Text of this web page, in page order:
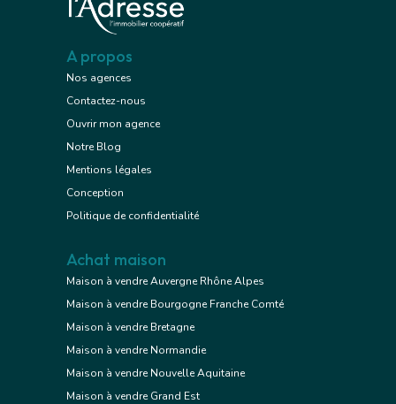
A propos
Nos agences
Contactez-nous
Ouvrir mon agence
Notre Blog
Mentions légales
Conception
Politique de confidentialité
Achat maison
Maison à vendre Auvergne Rhône Alpes
Maison à vendre Bourgogne Franche Comté
Maison à vendre Bretagne
Maison à vendre Normandie
Maison à vendre Nouvelle Aquitaine
Maison à vendre Grand Est